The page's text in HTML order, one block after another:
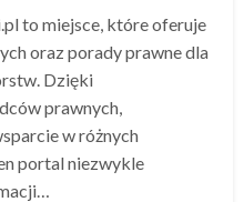
to miejsce, które oferuje
oraz porady prawne dla
Dzięki
prawnych,
w różnych
portal niezwykle